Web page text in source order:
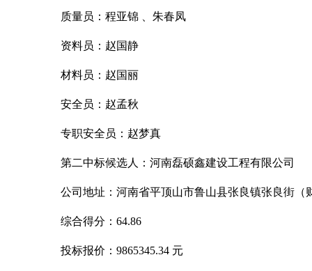
质量员：程亚锦 、朱春凤
资料员：赵国静
材料员：赵国丽
安全员：赵孟秋
专职安全员：赵梦真
第二中标候选人：河南磊硕鑫建设工程有限公司
公司地址：河南省平顶山市鲁山县张良镇张良街（
综合得分： 64.86
投标报价： 9865345.34 元